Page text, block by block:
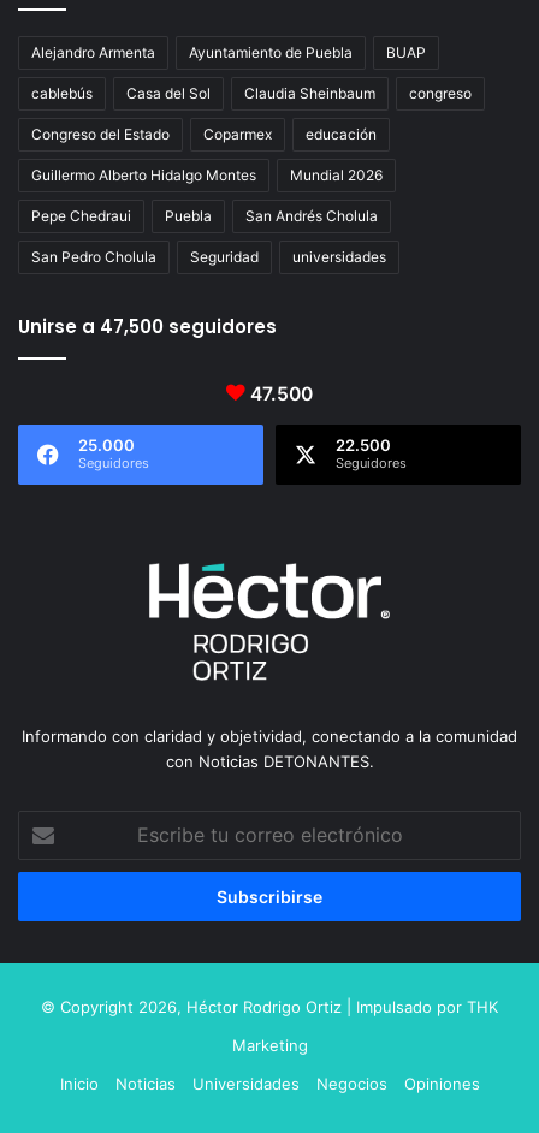
Alejandro Armenta Ayuntamiento de Puebla BUAP
cablebús Casa del Sol Claudia Sheinbaum congreso
Congreso del Estado Coparmex educación
Guillermo Alberto Hidalgo Montes Mundial 2026
Pepe Chedraui Puebla San Andrés Cholula
San Pedro Cholula Seguridad universidades
Unirse a 47,500 seguidores
47.500
25.000
Seguidores
22.500
Seguidores
Informando con claridad y objetividad, conectando a la comunidad
con Noticias DETONANTES.
tu
correo
© Copyright 2026, Héctor Rodrigo Ortiz | Impulsado por THK
Marketing
Inicio
Noticias Universidades Negocios Opiniones